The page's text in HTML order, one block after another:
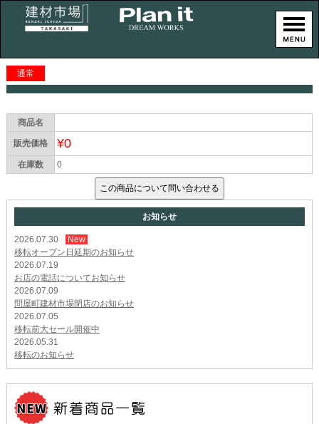
通常
商品名
販売価格 ¥0
在庫数 0
お知らせ
2026.07.30
New
移転オープン日延期のお知らせ
2026.07.19
お店の電話についてお知らせ
2026.07.09
問屋町建材市場閉店のお知らせ
2026.07.05
移転前大セール開催中
2026.05.31
移転のお知らせ